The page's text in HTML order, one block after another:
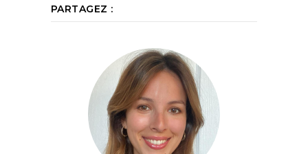
PARTAGEZ :